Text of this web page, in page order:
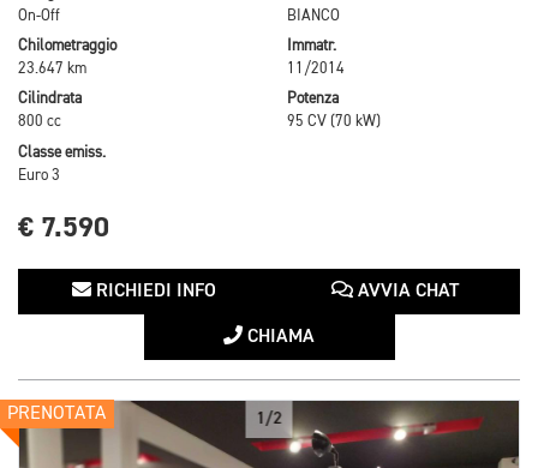
On-Off
BIANCO
Chilometraggio
23.647 km
Immatr.
11/2014
Cilindrata
800 cc
Potenza
95 CV (70 kW)
Classe emiss.
Euro 3
€ 7.590
RICHIEDI INFO AVVIA CHAT
CHIAMA
PRENOTATA 1/2